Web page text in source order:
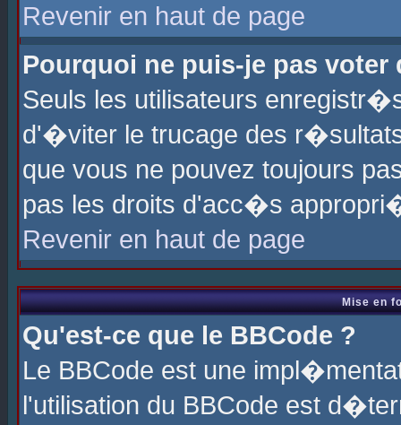
Revenir en haut de page
Pourquoi ne puis-je pas voter
Seuls les utilisateurs
d'�viter le trucage des
que vous ne pouvez toujours
pas les droits d'acc�s
Revenir en haut de page
Mise en
Qu'est-ce que le BBCode ?
Le BBCode est une
l'utilisation du BBCode est